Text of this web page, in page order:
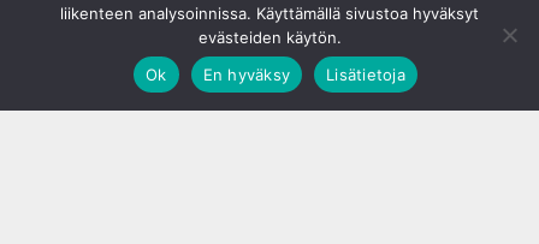
liikenteen analysoinnissa. Käyttämällä sivustoa hyväksyt
evästeiden käytön.
Ok
En hyväksy Lisätietoja